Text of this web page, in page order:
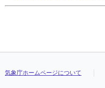
気象庁ホームページについて